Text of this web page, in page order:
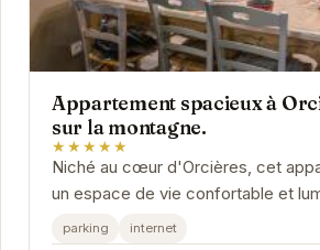
Appartement spacieux à
sur la montagne.
★★★★★
Niché au cœur d'Orcières, cet
un espace de vie confortable et
vue panoramique sur les montagnes.
parking internet